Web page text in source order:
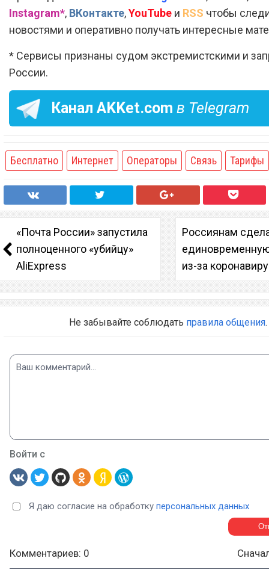
Instagram*, ВКонтакте,YouTube и RSS чтобы
новостями и оперативно получать интересные
* Сервисы признаны судом экстремистскими и
России.
Канал AKKet.com в Telegram
Бесплатно Интернет Операторы Связь Тарифы
«Почта России» запустила
полноценного «убийцу»
AliExpress
Россиянам
из-за
Не забывайте соблюдать правила общения.
Войти с
Я даю согласие на обработку персональных данных
Комментариев: 0